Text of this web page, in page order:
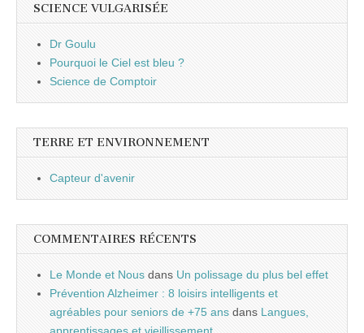
SCIENCE VULGARISÉE
Dr Goulu
Pourquoi le Ciel est bleu ?
Science de Comptoir
TERRE ET ENVIRONNEMENT
Capteur d'avenir
COMMENTAIRES RÉCENTS
Le Monde et Nous dans Un polissage du plus bel effet
Prévention Alzheimer : 8 loisirs intelligents et
agréables pour seniors de +75 ans dans Langues,
apprentissages et vieillissement…